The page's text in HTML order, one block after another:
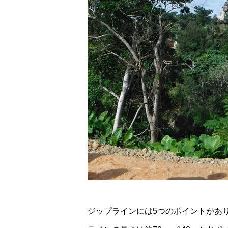
ジップラインには5つのポイントがあ